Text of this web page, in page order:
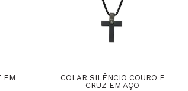
EM
COLAR SILÊNCIO COURO E
CRUZ EM AÇO